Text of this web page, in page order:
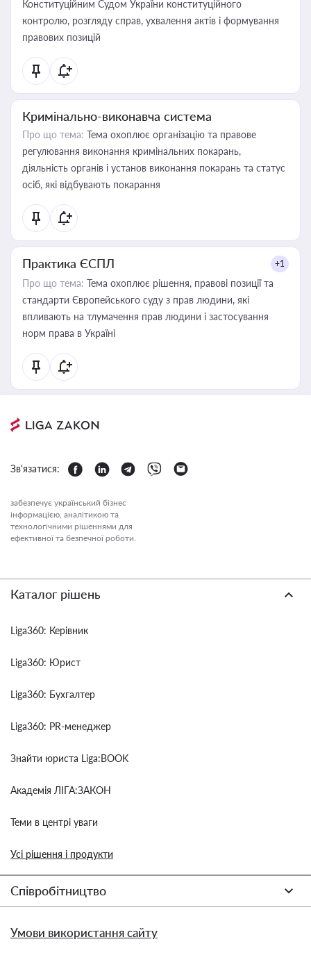
Конституційним Судом України конституційного
контролю, розгляду справ, ухвалення актів і формування
правових позицій
Кримінально-виконавча система
Про що тема: Тема охоплює організацію та правове
регулювання виконання кримінальних покарань,
діяльність органів і установ виконання покарань та статус
осіб, які відбувають покарання
Практика ЄСПЛ +1
Про що тема: Тема охоплює рішення, правові позиції та
стандарти Європейського суду з прав людини, які
впливають на тлумачення прав людини і застосування
норм права в Україні
Зв'язатися:
забезпечує український бізнес
інформацією, аналітикою та
технологічними рішеннями для
ефективної та безпечної роботи.
Каталог рішень
Liga360: Керівник
Liga360: Юрист
Liga360: Бухгалтер
Liga360: PR-менеджер
Знайти юриста Liga:BOOK
Академія ЛІГА:ЗАКОН
Теми в центрі уваги
Усі рішення і продукти
Співробітництво
Умови використання сайту